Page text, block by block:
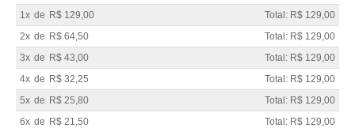
1x de R$ 129,00
Total: R$ 129,00
2x de R$ 64,50
Total: R$ 129,00
3x de R$ 43,00
Total: R$ 129,00
4x de R$ 32,25
Total: R$ 129,00
5x de R$ 25,80
Total: R$ 129,00
6x de R$ 21,50 Total: R$ 129,00